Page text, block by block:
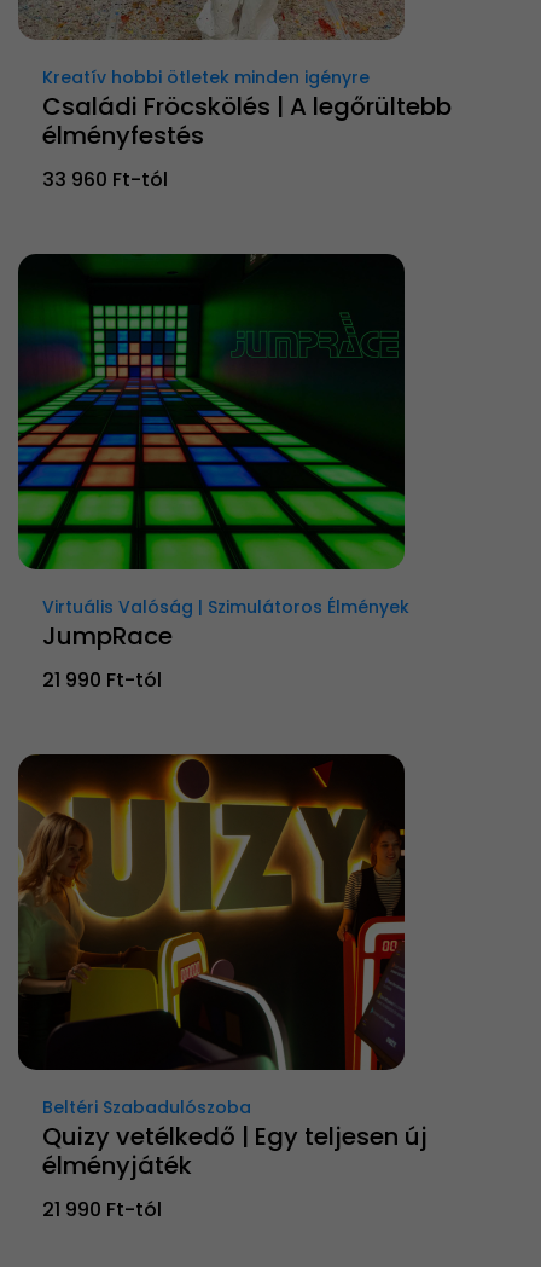
Kreatív hobbi ötletek minden igényre
Családi Fröcskölés | A legőrültebb
élményfestés
33 960 Ft-tól
Virtuális Valóság | Szimulátoros Élmények
JumpRace
21 990 Ft-tól
Beltéri Szabadulószoba
Quizy vetélkedő | Egy teljesen új
élményjáték
21 990 Ft-tól